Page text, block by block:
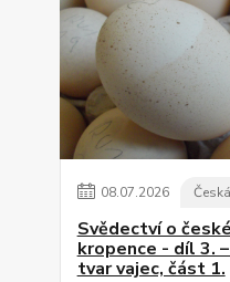
08.07.2026
Svědectví o
kropence - díl 3.
tvar vajec, část 1.